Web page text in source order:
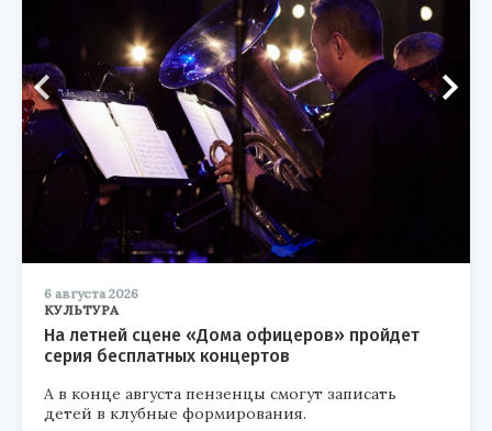
6 августа 2026
КУЛЬТУРА
На летней сцене «Дома офицеров» пройдет
серия бесплатных концертов
А в конце августа пензенцы смогут записать
детей в клубные формирования.